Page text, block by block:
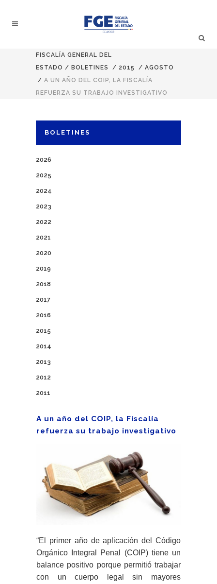
FISCALÍA GENERAL DEL
ESTADO / BOLETINES / 2015 / AGOSTO
/ A UN AÑO DEL COIP, LA FISCALÍA
REFUERZA SU TRABAJO INVESTIGATIVO
BOLETINES
2026
2025
2024
2023
2022
2021
2020
2019
2018
2017
2016
2015
2014
2013
2012
2011
A un año del COIP, la Fiscalía
refuerza su trabajo investigativo
“El primer año de aplicación del Código
Orgánico Integral Penal (COIP) tiene un
balance positivo porque permitió trabajar
con un cuerpo legal sin mayores